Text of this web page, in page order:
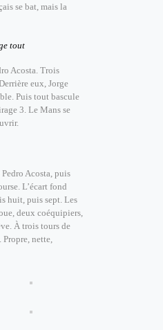
se bat, mais la
tout
Acosta. Trois
eux, Jorge
Puis tout bascule
3. Le Mans se
Acosta, puis
L’écart fond
huit, puis sept. Les
deux coéquipiers,
À trois tours de
nette,